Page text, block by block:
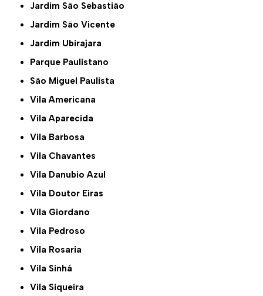
Jardim São Sebastião
Jardim São Vicente
Jardim Ubirajara
Parque Paulistano
São Miguel Paulista
Vila Americana
Vila Aparecida
Vila Barbosa
Vila Chavantes
Vila Danubio Azul
Vila Doutor Eiras
Vila Giordano
Vila Pedroso
Vila Rosaria
Vila Sinhá
Vila Siqueira